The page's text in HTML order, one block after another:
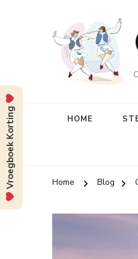
HOME
Home Blog
Vroegboek Korting